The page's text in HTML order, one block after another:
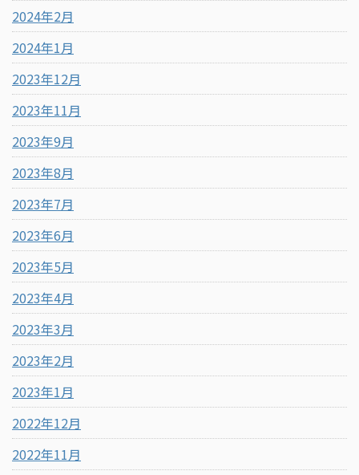
2024年2月
2024年1月
2023年12月
2023年11月
2023年9月
2023年8月
2023年7月
2023年6月
2023年5月
2023年4月
2023年3月
2023年2月
2023年1月
2022年12月
2022年11月